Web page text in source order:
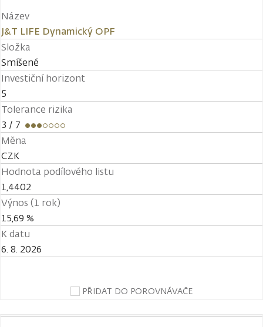
Název
J&T LIFE Dynamický OPF
Složka
Smíšené
Investiční horizont
5
Tolerance rizika
3 / 7
Měna
CZK
Hodnota podílového listu
1,4402
Výnos (1 rok)
15,69 %
K datu
6. 8. 2026
PŘIDAT DO POROVNÁVAČE